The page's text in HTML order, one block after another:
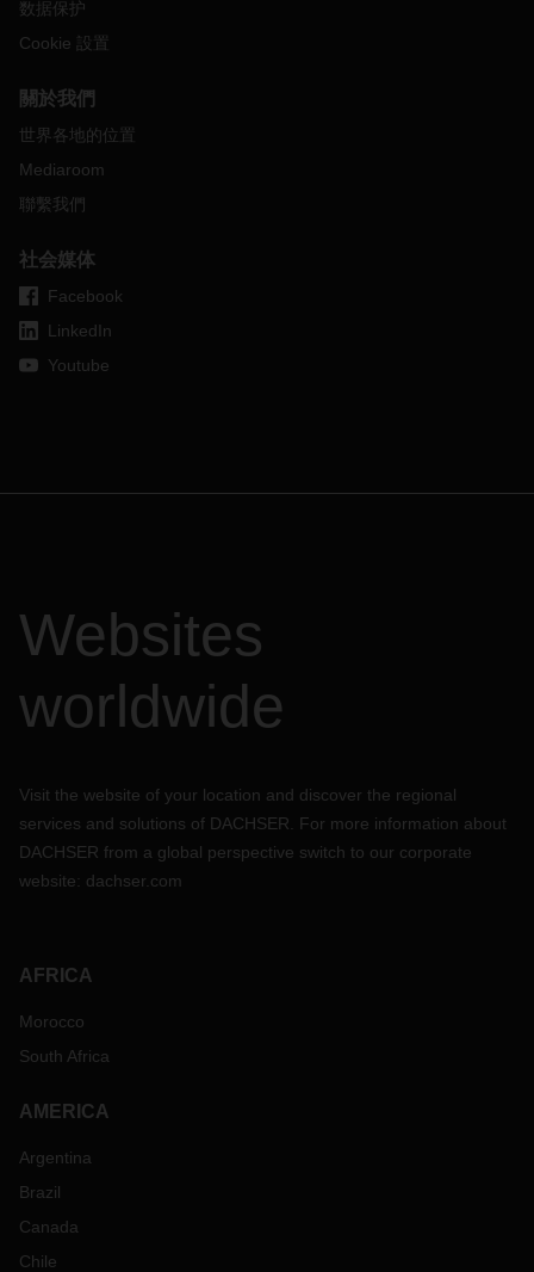
数据保护
Cookie 設置
關於我們
世界各地的位置
Mediaroom
聯繫我們
社会媒体
Facebook
LinkedIn
Youtube
Websites
worldwide
Visit the website of your location and discover the regional
services and solutions of DACHSER. For more information about
DACHSER from a global perspective switch to our corporate
website: dachser.com
AFRICA
Morocco
South Africa
AMERICA
Argentina
Brazil
Canada
Chile